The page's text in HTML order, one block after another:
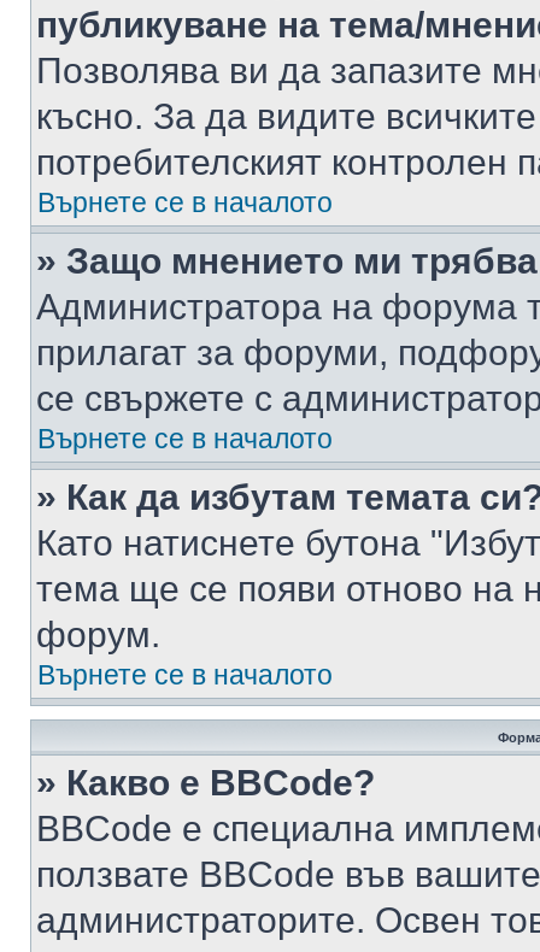
публикуване на тема/
Позволява ви да запазите
късно. За да видите
потребителският контролен
Върнете се в началото
» Защо мнението ми
Администратора на форума
прилагат за форуми,
се свържете с
Върнете се в началото
» Как да избутам темата
Като натиснете бутона
тема ще се появи отново на
форум.
Върнете се в началото
» Какво е BBCode?
BBCode е специална
ползвате BBCode във
администраторите. Освен